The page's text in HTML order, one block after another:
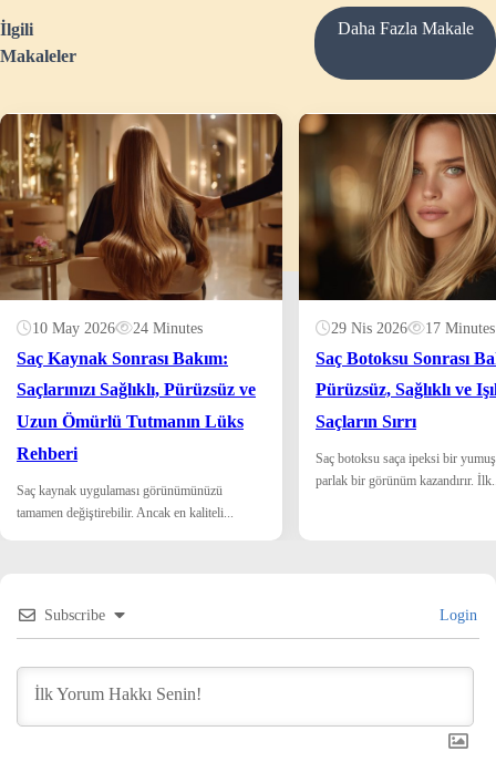
İlgili
Makaleler
Daha Fazla Makale
10 May 2026 24 Minutes
Saç Kaynak Sonrası Bakım:
Saçlarınızı Sağlıklı, Pürüzsüz ve
Uzun Ömürlü Tutmanın Lüks
Rehberi
Saç kaynak uygulaması görünümünüzü
tamamen değiştirebilir. Ancak en kaliteli...
29 Nis 2026 17 Minutes
Saç Botoksu Sonrası
Pürüzsüz, Sağlıklı ve
Saçların Sırrı
Saç botoksu saça ipeksi bir
parlak bir görünüm kazandırır.
Subscribe Login